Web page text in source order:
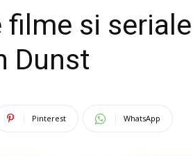
filme si
Dunst
Pinterest WhatsApp